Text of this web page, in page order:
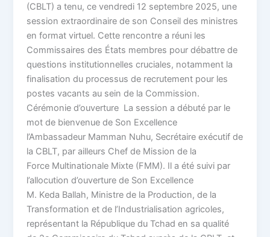
(CBLT) a tenu, ce vendredi 12 septembre 2025, une
session extraordinaire de son Conseil des ministres
en format virtuel. Cette rencontre a réuni les
Commissaires des États membres pour débattre de
questions institutionnelles cruciales, notamment la
finalisation du processus de recrutement pour les
postes vacants au sein de la Commission.
Cérémonie d’ouverture La session a débuté par le
mot de bienvenue de Son Excellence
l’Ambassadeur Mamman Nuhu, Secrétaire exécutif de
la CBLT, par ailleurs Chef de Mission de la
Force Multinationale Mixte (FMM). Il a été suivi par
l’allocution d’ouverture de Son Excellence
M. Keda Ballah, Ministre de la Production, de la
Transformation et de l’Industrialisation agricoles,
représentant la République du Tchad en sa qualité